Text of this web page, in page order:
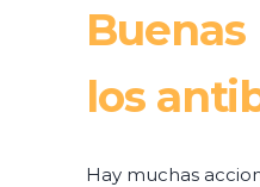
los
Hay muchas